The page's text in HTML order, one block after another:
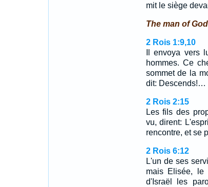
mit le siège
The man of God
2 Rois 1:9,10
Il envoya vers
hommes. Ce
sommet de la
dit: Descends!…
2 Rois 2:15
Les fils des
vu, dirent:
rencontre, et se
2 Rois 6:12
L'un de ses
mais Elisée, le
d'Israël les